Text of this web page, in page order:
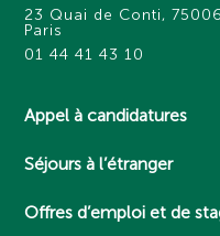
23 Quai de Conti, 75006
Paris
01 44 41 43 10
Appel à candidatures
Séjours à l’étranger
Offres d’emploi et de